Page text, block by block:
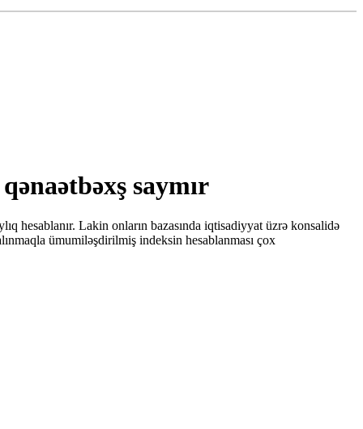
saymır
hesablanır. Lakin onların bazasında iqtisadiyyat üzrə konsalidə
ümumiləşdirilmiş indeksin hesablanması çox